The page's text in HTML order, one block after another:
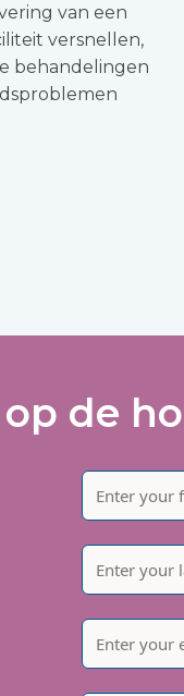
van een
versnellen,
behandelingen
de